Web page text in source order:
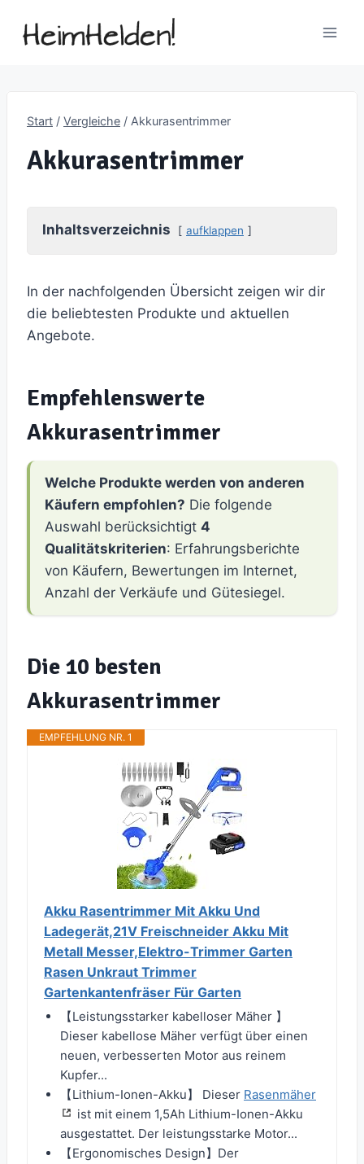
Inhalt
Start / Vergleiche / Akkurasentrimmer
Akkurasentrimmer
Inhaltsverzeichnis aufklappen
In der nachfolgenden Übersicht zeigen wir dir
die beliebtesten Produkte und aktuellen
Angebote.
Empfehlenswerte
Akkurasentrimmer
Welche Produkte werden von anderen
Käufern empfohlen? Die folgende
Auswahl berücksichtigt 4
Qualitätskriterien: Erfahrungsberichte
von Käufern, Bewertungen im Internet,
Anzahl der Verkäufe und Gütesiegel.
Die 10 besten
Akkurasentrimmer
EMPFEHLUNG NR. 1
Akku Rasentrimmer Mit Akku Und
Ladegerät,21V Freischneider Akku Mit
Metall Messer,Elektro-Trimmer Garten
Rasen Unkraut Trimmer
Gartenkantenfräser Für Garten
【Leistungsstarker kabelloser Mäher 】
Dieser kabellose Mäher verfügt über einen
neuen, verbesserten Motor aus reinem
Kupfer...
【Lithium-Ionen-Akku】 Dieser Rasenmäher
ist mit einem 1,5Ah Lithium-Ionen-Akku
ausgestattet. Der leistungsstarke Motor...
【Ergonomisches Design】Der